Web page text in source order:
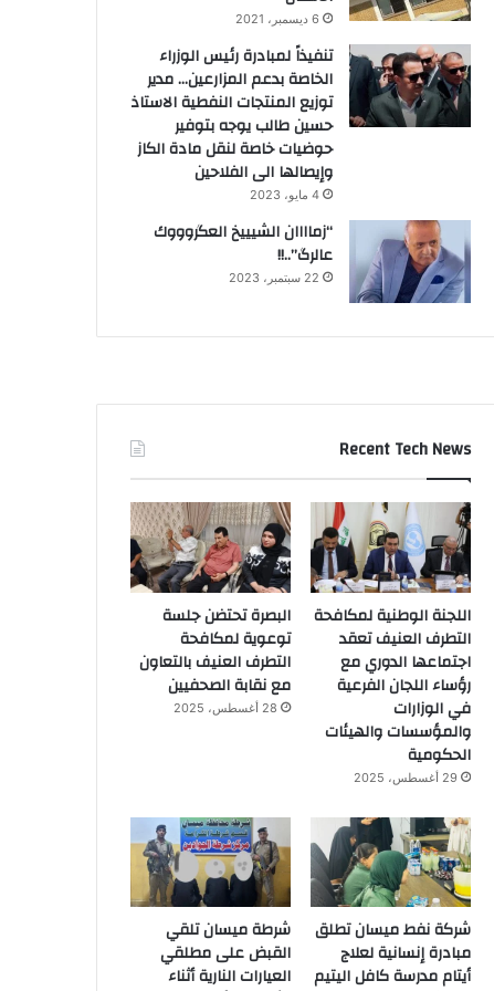
6 ديسمبر، 2021
تنفيذاً لمبادرة رئيس الوزراء
الخاصة بدعم المزارعين… مدير
توزيع المنتجات النفطية الاستاذ
حسين طالب يوجه بتوفير
حوضيات خاصة لنقل مادة الكاز
وإيصالها الى الفلاحين
4 مايو، 2023
“زماااان الشيييخ العگروووك
عالرگ”..!!
22 سبتمبر، 2023
Recent Tech News
اللجنة الوطنية لمكافحة
التطرف العنيف تعقد
اجتماعها الدوري مع
رؤساء اللجان الفرعية
في الوزارات
والمؤسسات والهيئات
الحكومية
29 أغسطس، 2025
البصرة تحتضن جلسة
توعوية لمكافحة
التطرف العنيف بالتعاون
مع نقابة الصحفيين
28 أغسطس، 2025
شركة نفط ميسان تطلق
مبادرة إنسانية لعلاج
أيتام مدرسة كافل اليتيم
شرطة ميسان تلقي
القبض على مطلقي
العيارات النارية أثناء